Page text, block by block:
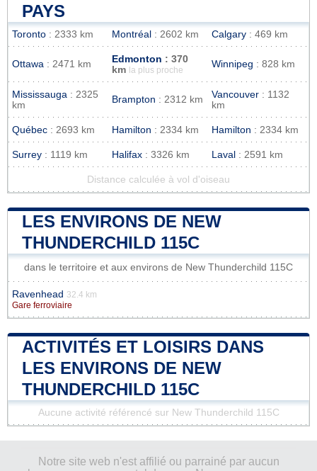
PAYS
Toronto : 2333 km Montréal : 2602 km Calgary : 469 km
Ottawa : 2471 km Edmonton : 370
km
la plus proche
Winnipeg : 828 km
Mississauga : 2325
km
Brampton : 2312 km Vancouver : 1132
km
Québec : 2693 km Hamilton : 2334 km Hamilton : 2334 km
Surrey : 1119 km Halifax : 3326 km Laval : 2591 km
Distance calculée à vol d'oiseau
LES ENVIRONS DE NEW
THUNDERCHILD 115C
dans le territoire et aux environs de New Thunderchild 115C
Ravenhead 32.4 km
Gare ferroviaire
ACTIVITÉS ET LOISIRS DANS
LES ENVIRONS DE NEW
THUNDERCHILD 115C
Aucune activité référencé sur New Thunderchild 115C
Notre site web n'est affilié ou parrainé par aucun